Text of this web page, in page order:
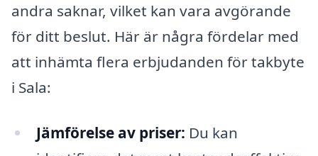
andra saknar, vilket kan vara avgörande
för ditt beslut. Här är några fördelar med
att inhämta flera erbjudanden för takbyte
i Sala:
Jämförelse av priser: Du kan